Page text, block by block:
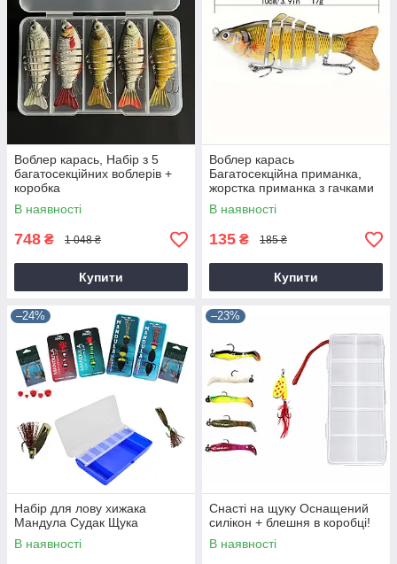
Воблер карась, Набір з 5
багатосекційних воблерів +
коробка
В наявності
748 ₴ 1 048 ₴
Купити
Воблер карась
Багатосекційна приманка,
жорстка приманка з гачками
В наявності
135 ₴ 185 ₴
Купити
–24%
Набір для лову хижака
Мандула Судак Щука
В наявності
–23%
Снасті на щуку Оснащений
силікон + блешня в коробці!
В наявності